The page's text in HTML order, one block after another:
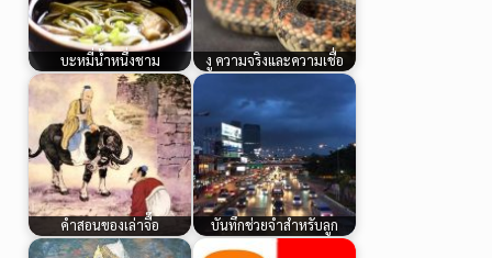
บะหมี่น้ำหนึ่งชาม งู ความจริงและความเชื่อ
คำสอนของเล่าจื๊อ บันทึกช่วยจำสำหรับลูก